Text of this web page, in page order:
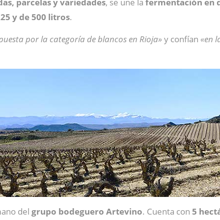
y de 500 litros.
por la categoría de blancos en Rioja» y confían «en
del grupo bodeguero Artevino. Cuenta con 5